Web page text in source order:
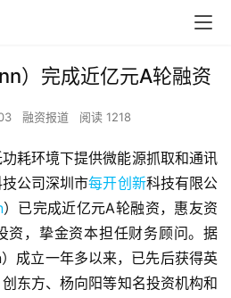
）完成近亿元A轮融资
融资报道 阅读 1218
耗环境下提供微能源抓取和通讯
公司深圳市每开创新科技有限公
）已完成近亿元A轮融资，惠友资
资，挚金资本担任财务顾问。据
成立一年多以来，已先后获得英
东方、杨向阳等知名投资机构和